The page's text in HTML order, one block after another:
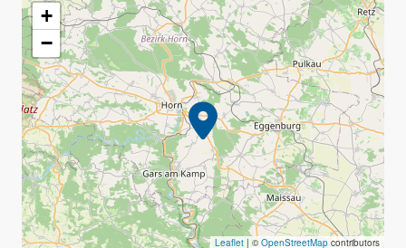
+
−
Leaflet | ©OpenStreetMapcontributors